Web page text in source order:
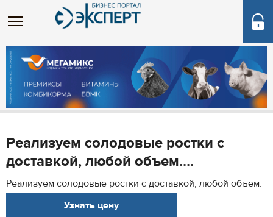
Реализуем солодовые ростки с
доставкой, любой объем....
Реализуем солодовые ростки с доставкой, любой объем.
Узнать цену